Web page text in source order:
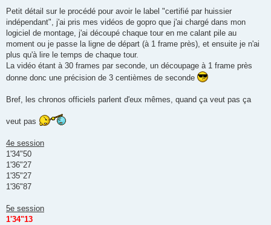
Petit détail sur le procédé pour avoir le label "certifié par huissier
indépendant", j'ai pris mes vidéos de gopro que j'ai chargé dans mon
logiciel de montage, j'ai découpé chaque tour en me calant pile au
moment ou je passe la ligne de départ (à 1 frame près), et ensuite je n'ai
plus qu'à lire le temps de chaque tour.
La vidéo étant à 30 frames par seconde, un découpage à 1 frame près
donne donc une précision de 3 centièmes de seconde
Bref, les chronos officiels parlent d'eux mêmes, quand ça veut pas ça
veut pas
4e session
1'34"50
1'36"27
1'35"27
1'36"87
5e session
1'34"13